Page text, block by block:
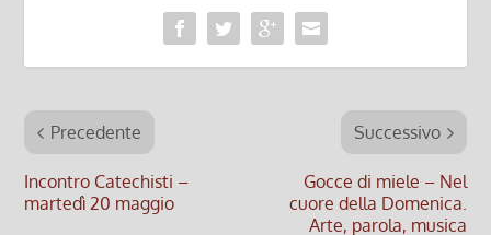
Precedente
Incontro Catechisti –
martedì 20 maggio
Successivo
Gocce di miele – Nel
cuore della Domenica.
Arte, parola, musica